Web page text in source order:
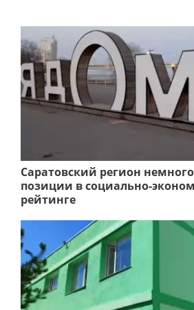
Саратовский регион
позиции в социально-
рейтинге